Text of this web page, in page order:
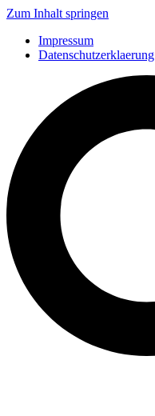
Zum Inhalt springen
Impressum
Datenschutzerklaerung